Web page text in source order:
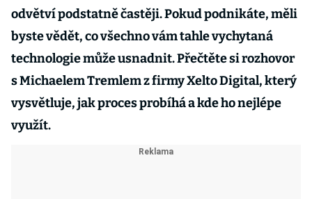
odvětví podstatně častěji. Pokud podnikáte, měli
byste vědět, co všechno vám tahle vychytaná
technologie může usnadnit. Přečtěte si rozhovor
s Michaelem Tremlem z firmy Xelto Digital, který
vysvětluje, jak proces probíhá a kde ho nejlépe
využít.